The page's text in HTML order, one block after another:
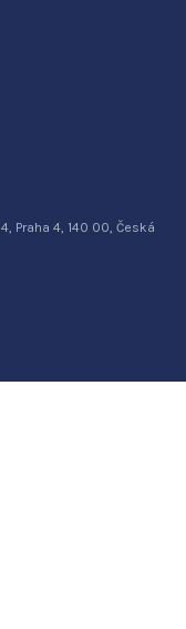
Praha 4, 140 00, Česká